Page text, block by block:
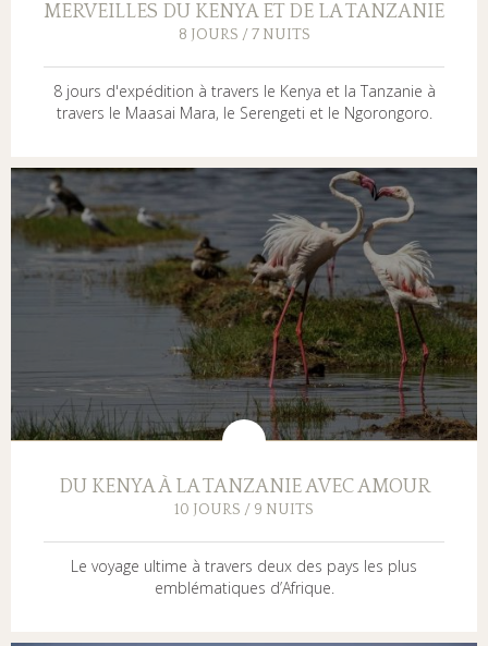
MERVEILLES DU KENYA ET DE LA TANZANIE
8 JOURS / 7 NUITS
8 jours d'expédition à travers le Kenya et la Tanzanie à
travers le Maasai Mara, le Serengeti et le Ngorongoro.
DU KENYA À LA TANZANIE AVEC AMOUR
10 JOURS / 9 NUITS
Le voyage ultime à travers deux des pays les plus
emblématiques d’Afrique.